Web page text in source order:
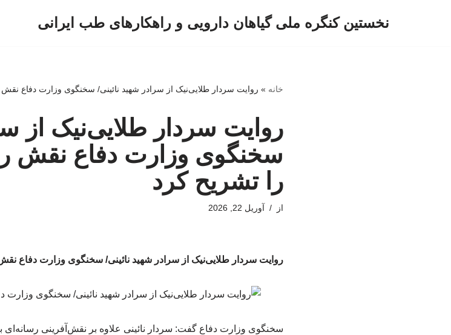
نخستین کنگره ملی گیاهان دارویی و راهکارهای طب ایرانی
خانه » روایت سردار طلایی‌نیک از سرادر شهید نائینی/ سخنگوی وزارت دفاع نقش
روایت سردار طلایی‌نیک از
سخنگوی وزارت دفاع نقش
را تشریح کرد
از آوریل 22, 2026
روایت سردار طلایی‌نیک از سرادر شهید نائینی/ سخنگوی وزارت دفاع
سخنگوی وزارت دفاع گفت: سردار نائینی علاوه بر نقش‌آفرینی